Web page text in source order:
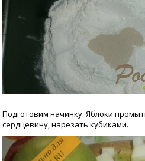
Подготовим начинку. Яблоки
сердцевину, нарезать кубиками.